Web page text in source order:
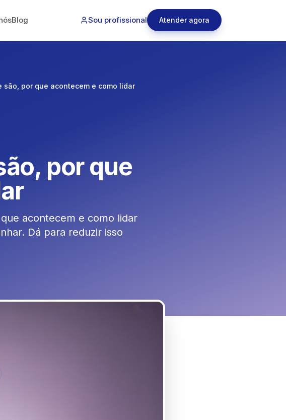
Blog Sou profissional Atender agora
por que acontecem e como lidar
por que
acontecem e como lidar
Dá para reduzir isso